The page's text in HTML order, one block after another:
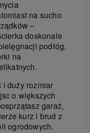
na sucho
–
doskonale
podłóg.
na
duży rozmiar
o większych
garaż,
kurz i brud z
ogrodowych.